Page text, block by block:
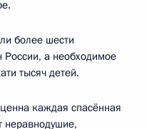
более шести
а необходимое
тысяч детей.
каждая спасённая
неравнодушие,